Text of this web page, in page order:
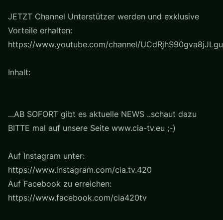
JETZT Channel Unterstützer werden und exklusive
Vorteile erhalten:
https://www.youtube.com/channel/
Inhalt:
...AB SOFORT gibt es aktuelle NEWS ..schaut dazu
BITTE mal auf unsere Seite www.cia-tv.eu ;-)
Auf Instagram unter:
https://www.instagram.com/cia.tv.420
Auf Facebook zu erreichen:
https://www.facebook.com/cia420tv